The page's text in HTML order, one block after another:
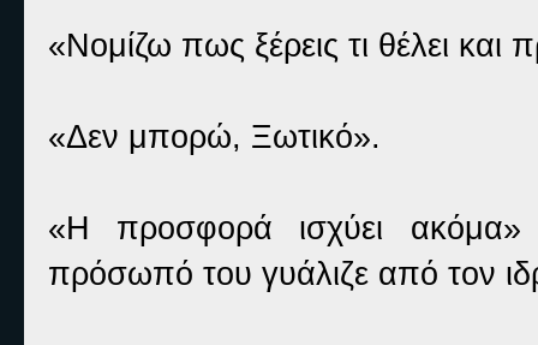
«Νομίζω πως ξέρεις τι θέλει
«Δεν μπορώ, Ξωτικό».
«Η προσφορά ισχύει
πρόσωπό του γυάλιζε από τον